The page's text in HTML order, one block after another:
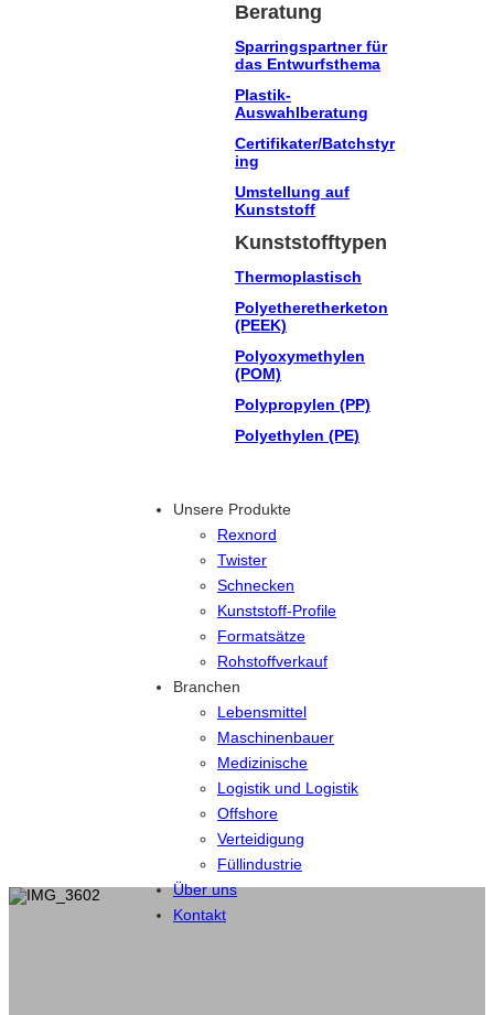
Beratung
Sparringspartner für
das Entwurfsthema
Plastik-
Auswahlberatung
Certifikater/Batchstyr
ing
Umstellung auf
Kunststoff
Kunststofftypen
Thermoplastisch
Polyetheretherketon
(PEEK)
Polyoxymethylen
(POM)
Polypropylen (PP)
Polyethylen (PE)
Unsere Produkte
Rexnord
Twister
Schnecken
Kunststoff-Profile
Formatsätze
Rohstoffverkauf
Branchen
Lebensmittel
Maschinenbauer
Medizinische
Logistik und Logistik
Offshore
Verteidigung
Füllindustrie
Über uns
Kontakt